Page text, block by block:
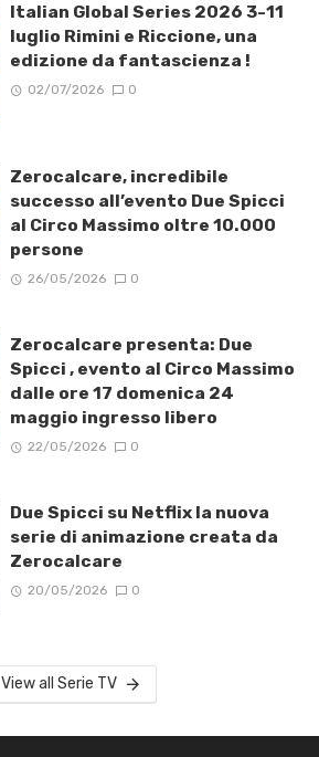
Italian Global Series 2026 3-11
luglio Rimini e Riccione, una
edizione da fantascienza !
02/07/2026 0
Zerocalcare, incredibile
successo all’evento Due Spicci
al Circo Massimo oltre 10.000
persone
26/05/2026 0
Zerocalcare presenta: Due
Spicci , evento al Circo Massimo
dalle ore 17 domenica 24
maggio ingresso libero
22/05/2026 0
Due Spicci su Netflix la nuova
serie di animazione creata da
Zerocalcare
20/05/2026 0
View all Serie TV